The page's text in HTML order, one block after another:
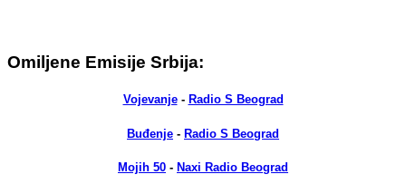
Omiljene Emisije Srbija:
Vojevanje- Radio S Beograd
Buđenje - Radio S Beograd
Mojih 50 - Naxi Radio Beograd